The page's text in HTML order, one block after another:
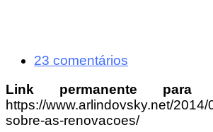
23 comentários
Link permanente para
https://www.arlindovsky.net/
sobre-as-renovacoes/